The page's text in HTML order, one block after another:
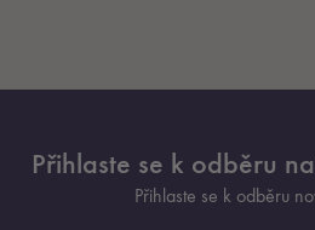
Přihlaste se k odběru
Přihlaste se k odběru